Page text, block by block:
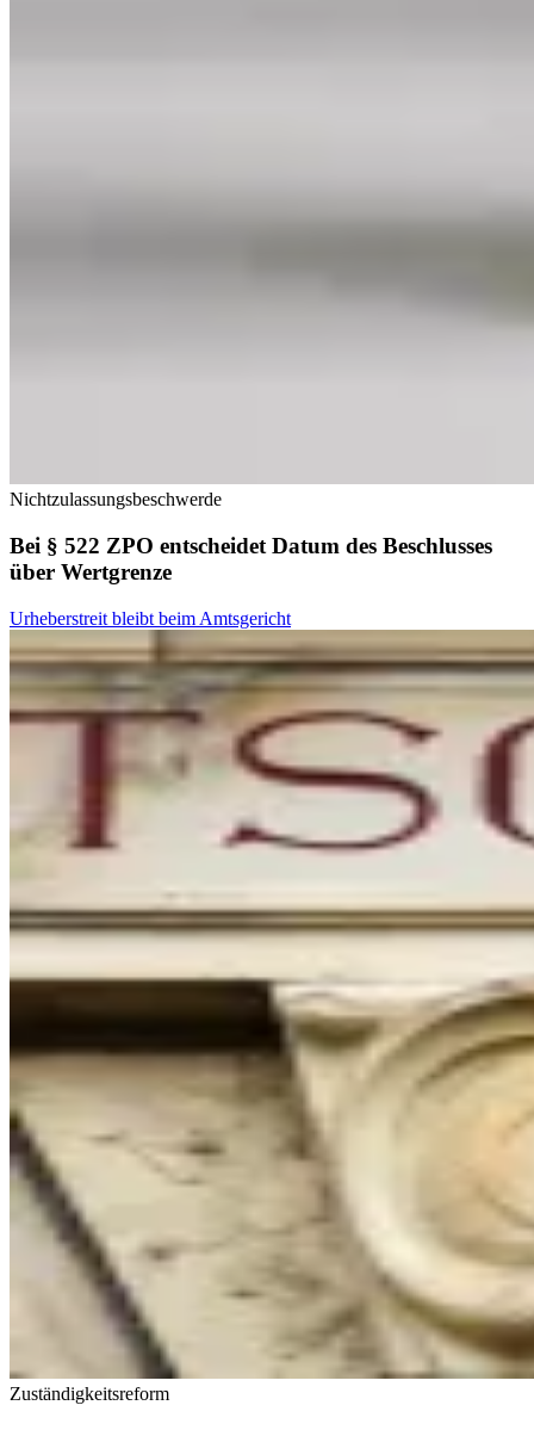
Nichtzulassungsbeschwerde
Bei § 522 ZPO entscheidet Datum des Beschlusses
über Wertgrenze
Urheberstreit bleibt beim Amtsgericht
Zuständigkeitsreform